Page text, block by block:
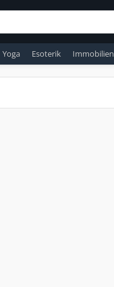
Yoga Esoterik Immobilien